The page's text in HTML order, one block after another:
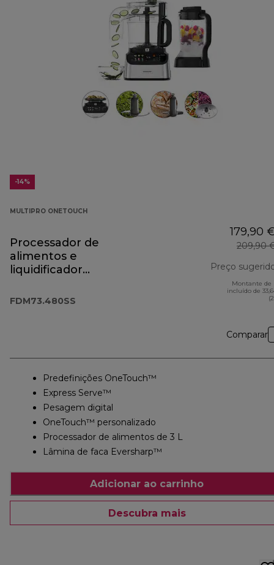
-14%
MULTIPRO ONETOUCH
Processador de
alimentos e
liquidificador
FDM73.480SS
FDM73.480SS
179,90
209,90
Preço
Montante de
incluído de
Comparar
Predefinições OneTouch™
Express Serve™
Pesagem digital
OneTouch™ personalizado
Processador de alimentos de 3 L
Lâmina de faca Eversharp™
Adicionar ao carrinho
Descubra mais